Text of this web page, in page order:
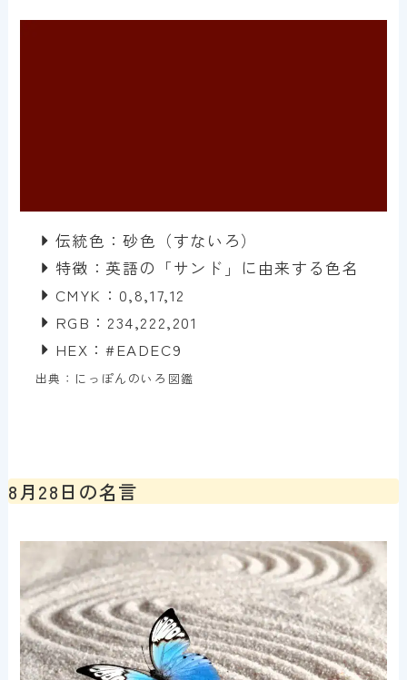
伝統色：砂色（すないろ）
特徴：英語の「サンド」に由来する色名
CMYK：0,8,17,12
RGB：234,222,201
HEX：#EADEC9
出典：にっぽんのいろ図鑑
8月28日の名言